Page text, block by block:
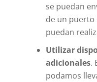
se puedan
de un puerto
puedan
Utilizar
adicionales.
podamos